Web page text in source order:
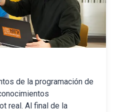
de la programación de
real. Al final de la